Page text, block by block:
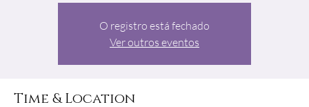
O registro está fechado
Ver outros eventos
Time & Location